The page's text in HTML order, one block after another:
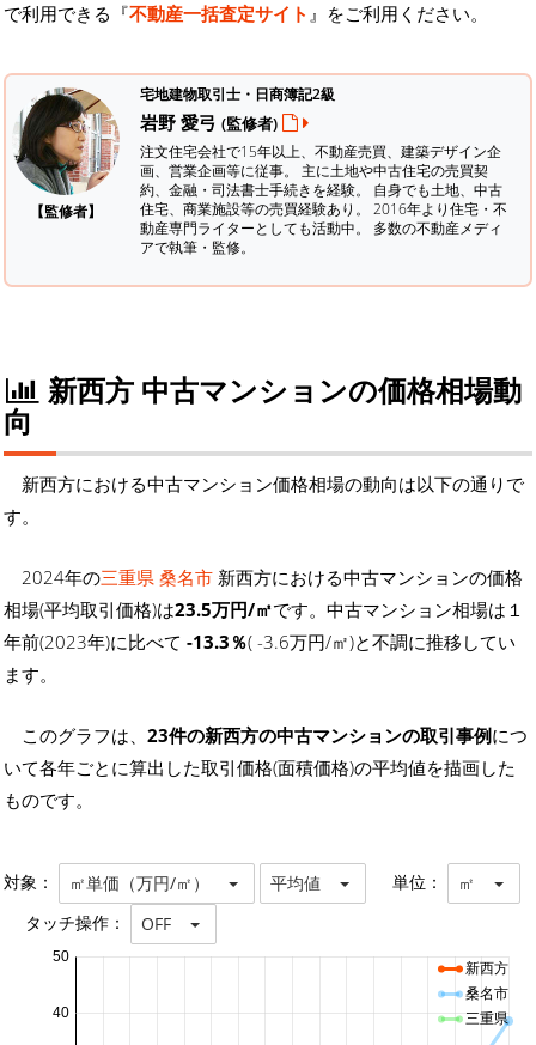
で利用できる『不動産一括査定サイト 』をご利用ください。
【監修者】
宅地建物取引士・日商簿記2級
岩野 愛弓 (監修者)
注文住宅会社で15年以上、不動産売買、建築デザイン企
画、営業企画等に従事。 主に土地や中古住宅の売買契
約、金融・司法書士手続きを経験。 自身でも土地、中古
住宅、商業施設等の売買経験あり。 2016年より住宅・不
動産専門ライターとしても活動中。 多数の不動産メディ
アで執筆・監修。
新西方 中古マンションの価格相場動
向
新西方における中古マンション価格相場の動向は以下の通りで
す。
2024年の三重県 桑名市 新西方における中古マンションの価格
相場(平均取引価格)は23.5万円/㎡です。中古マンション相場は１
年前(2023年)に比べて -13.3％( -3.6万円/㎡)と不調に推移してい
ます。
このグラフは、 23件の新西方の中古マンションの取引事例につ
いて各年ごとに算出した取引価格(面積価格)の平均値を描画した
ものです。
対象： ㎡単価（万円/㎡） 平均値 単位： ㎡
タッチ操作： OFF
40
50
新西方
桑名市
三重県